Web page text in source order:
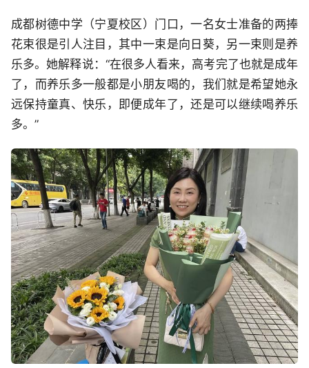
成都树德中学（宁夏校区）门口，一名女士准备的两捧
花束很是引人注目，其中一束是向日葵，另一束则是养
乐多。她解释说：“在很多人看来，高考完了也就是成年
了，而养乐多一般都是小朋友喝的，我们就是希望她永
远保持童真、快乐，即便成年了，还是可以继续喝养乐
多。”